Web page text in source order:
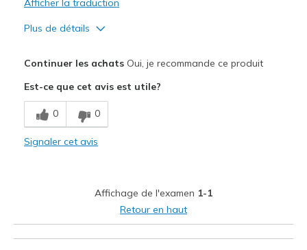
Afficher la traduction
Plus de détails
Breathe Well
Comfortable
Continuer les achatsOui, je recommande ce produit
Est-ce que cet avis est utile?
0 0
Signaler cet avis
Affichage de l'examen 1-1
Retour en haut